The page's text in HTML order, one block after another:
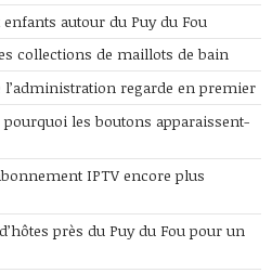
autour du Puy du Fou
collections de maillots de bain
l’administration regarde en premier
les boutons apparaissent-
IPTV encore plus
près du Puy du Fou pour un